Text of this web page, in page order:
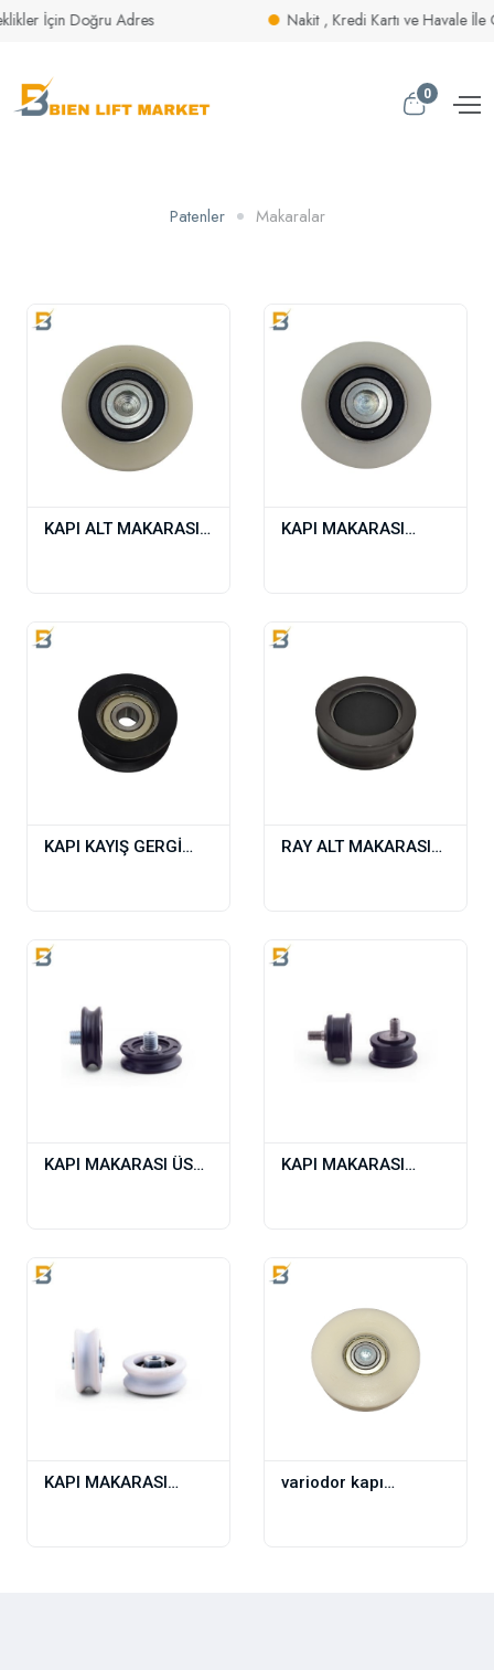
İçin Doğru Adres
Nakit , Kredi Kartı ve Havale İle
0
Patenler Makaralar
KAPI ALT MAKARASI
KAPI MAKARASI
KAPI KAYIŞ GERGİ
RAY ALT MAKARASI
KAPI MAKARASI ÜST
KAPI MAKARASI
KAPI MAKARASI
variodor kapı